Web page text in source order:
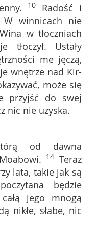
10 Radość i
W winnicach nie
w tłoczniach
Ustały
me jęczą,
wnętrze nad Kir-
może się
przyjść do swej
nic nie uzyska.
od dawna
14Teraz
lata, takie jak są
będzie
jego mnogą
nikłe, słabe, nic